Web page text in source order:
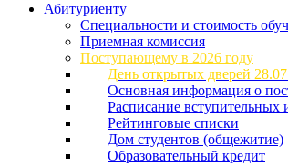
Абитуриенту
Специальности и стоимость
Приемная комиссия
Поступающему в 2026 году
День открытых дверей
Основная информация о
Расписание вступительных
Рейтинговые списки
Дом студентов (общежитие)
Образовательный кредит